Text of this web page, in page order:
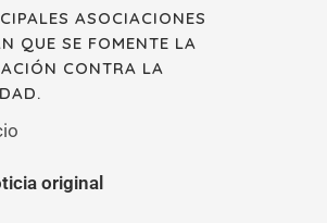
ASOCIACIONES
QUE SE FOMENTE LA
CONTRA LA
original